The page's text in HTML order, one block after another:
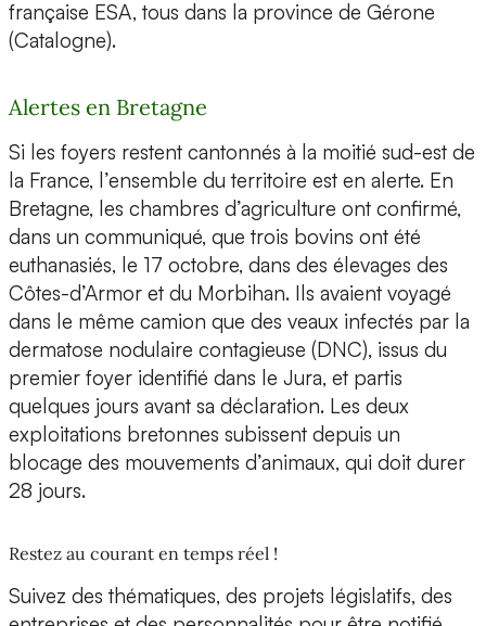
française ESA, tous dans la province de Gérone
(Catalogne).
Alertes en Bretagne
Si les foyers restent cantonnés à la moitié sud-est de
la France, l’ensemble du territoire est en alerte. En
Bretagne, les chambres d’agriculture ont confirmé,
dans un communiqué, que trois bovins ont été
euthanasiés, le 17 octobre, dans des élevages des
Côtes-d’Armor et du Morbihan. Ils avaient voyagé
dans le même camion que des veaux infectés par la
dermatose nodulaire contagieuse (DNC), issus du
premier foyer identifié dans le Jura, et partis
quelques jours avant sa déclaration. Les deux
exploitations bretonnes subissent depuis un
blocage des mouvements d’animaux, qui doit durer
28 jours.
Restez au courant en temps réel !
Suivez des thématiques, des projets législatifs, des